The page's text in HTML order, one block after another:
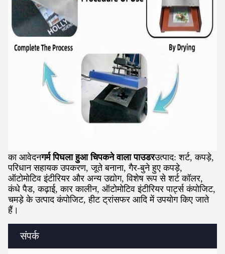
संपर्क
का आवेदनगर्म पिघला हुआ चिपकने वाला पाउडरउत्पाद: शर्ट, कपड़े,
परिधान सहायक उपकरण, जूते बनाना, गैर-बुने हुए कपड़े,
ऑटोमोटिव इंटीरियर और अन्य उद्योग, विशेष रूप से शर्ट कॉलर,
कंधे पैड, कढ़ाई, कार कालीन, ऑटोमोटिव इंटीरियर पार्ट्स कंपोजिट,
चमड़े के उत्पाद कंपोजिट, हीट ट्रांसफर आदि में उपयोग किए जाते
हैं।